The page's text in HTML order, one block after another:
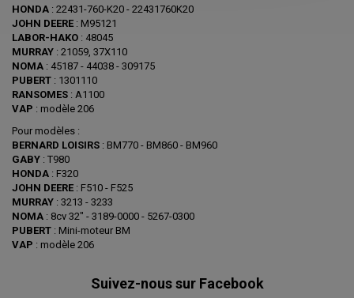
HONDA : 22431-760-K20 - 22431760K20
JOHN DEERE : M95121
LABOR-HAKO : 48045
MURRAY : 21059, 37X110
NOMA : 45187 - 44038 - 309175
PUBERT : 1301110
RANSOMES : A1100
VAP : modèle 206
Pour modèles :
BERNARD LOISIRS : BM770 - BM860 - BM960
GABY : T980
HONDA : F320
JOHN DEERE : F510 - F525
MURRAY : 3213 - 3233
NOMA : 8cv 32" - 3189-0000 - 5267-0300
PUBERT : Mini-moteur BM
VAP : modèle 206
Suivez-nous sur Facebook